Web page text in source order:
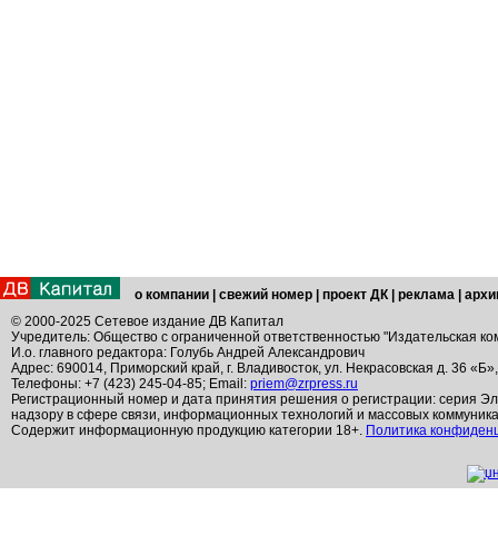
о компании свежий номер проект ДК реклама
© 2000-2025 Сетевое издание ДВ Капитал
Учредитель: Общество с ограниченной ответственностью "Издательская
И.о. главного редактора: Голубь Андрей Александрович
Адрес: 690014, Приморский край, г. Владивосток, ул. Некрасовская д. 36
Телефоны: +7 (423) 245-04-85; Email: priem@zrpress.ru
Регистрационный номер и дата принятия решения о регистрации: серия
надзору в сфере связи, информационных технологий и массовых
Содержит информационную продукцию категории 18+. Политика